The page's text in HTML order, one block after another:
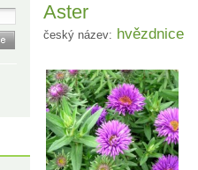
Aster
český název: hvězdnice